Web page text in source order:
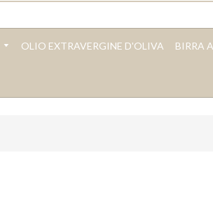
OLIO EXTRAVERGINE D'OLIVA BIRRA